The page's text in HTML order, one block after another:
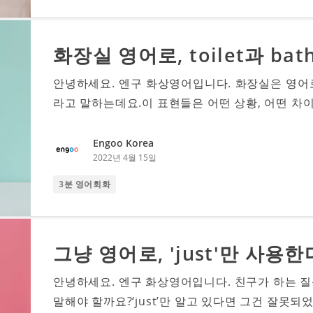
화장실 영어로, toilet과
안녕하세요. 엔구 화상영어입니다. 화장실은 영
라고 말하는데요.이 표현들은 어떤 상황, 어떤 차
Engoo Korea
2022년 4월 15일
3분 영어회화
그냥 영어로, 'just'만 사용한
안녕하세요. 엔구 화상영어입니다. 친구가 하는
말해야 할까요?‘just’만 알고 있다면 그건 잘못되